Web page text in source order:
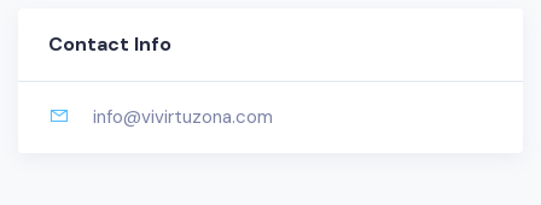
Contact Info
info@vivirtuzona.com